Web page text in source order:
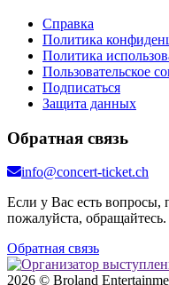
Справка
Политика
Политика
Пользовательское
Подписаться
Защита данных
Обратная связь
info@concert-ticket.ch
Если у Вас есть вопросы,
пожалуйста, обращайтесь.
Обратная связь
2026 © Broland